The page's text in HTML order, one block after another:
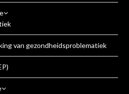
van gezondheidsproblematiek